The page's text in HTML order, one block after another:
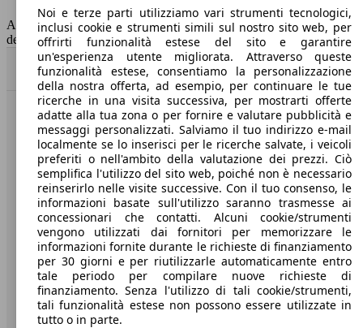
Capacità del serbatoio
55 l
AutoScout24 non si assume alcuna responsabilità per la correttezza
dei dati.
Torna su
Benvenuti su AutoScout24, il mercato auto europeo.
Società
A proposito di AutoScout24
Stampa
Media
Condizioni generali
Informazioni
Noi e terze parti utilizziamo vari strumenti tecnologici,
inclusi cookie e strumenti simili sul nostro sito web, per
offrirti funzionalità estese del sito e garantire
un'esperienza utente migliorata. Attraverso queste
funzionalità estese, consentiamo la personalizzazione
della nostra offerta, ad esempio, per continuare le tue
ricerche in una visita successiva, per mostrarti offerte
adatte alla tua zona o per fornire e valutare pubblicità e
messaggi personalizzati. Salviamo il tuo indirizzo e-mail
localmente se lo inserisci per le ricerche salvate, i veicoli
preferiti o nell'ambito della valutazione dei prezzi. Ciò
semplifica l'utilizzo del sito web, poiché non è necessario
reinserirlo nelle visite successive. Con il tuo consenso, le
informazioni basate sull'utilizzo saranno trasmesse ai
concessionari che contatti. Alcuni cookie/strumenti
vengono utilizzati dai fornitori per memorizzare le
informazioni fornite durante le richieste di finanziamento
per 30 giorni e per riutilizzarle automaticamente entro
tale periodo per compilare nuove richieste di
finanziamento. Senza l'utilizzo di tali cookie/strumenti,
tali funzionalità estese non possono essere utilizzate in
tutto o in parte.